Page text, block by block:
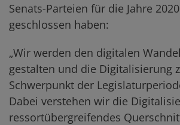
Senats-Parteien für die Jahre
geschlossen haben:
„Wir werden den digitalen
gestalten und die Digitalisierung
Schwerpunkt der
Dabei verstehen wir die
ressortübergreifendes